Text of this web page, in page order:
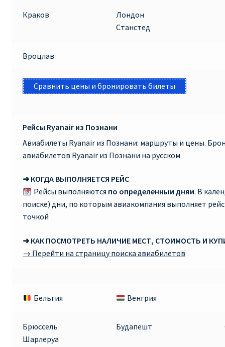
Краков
Лондон
Станстед
Вроцлав
Сравнить цены и бронировать билеты
Рейсы Ryanair из Познани
Авиабилеты Ryanair из Познани: маршруты и цены.
авиабилетов Ryanair из Познани на русском
➜ КОГДА ВЫПОЛНЯЕТСЯ РЕЙС
Рейсы выполняются по определенным дням. В
поиске) дни, по которым авиакомпания выполняет
точкой
➜ КАК ПОСМОТРЕТЬ НАЛИЧИЕ МЕСТ, СТОИМОСТЬ И
→ Перейти на страницу поиска авиабилетов
Бельгия Венгрия
Брюссель
Шарлеруа
Будапешт